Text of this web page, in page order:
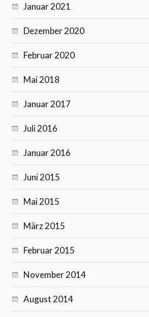
Januar 2021
Dezember 2020
Februar 2020
Mai 2018
Januar 2017
Juli 2016
Januar 2016
Juni 2015
Mai 2015
März 2015
Februar 2015
November 2014
August 2014